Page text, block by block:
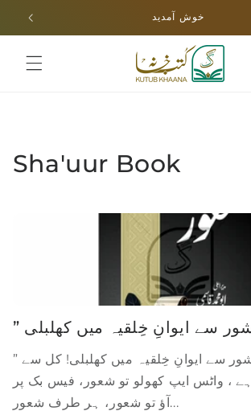
Skip to
content
خوش آمدید
Sha'uur Book
” شعور“ کے شور سے ایوانِ خِلقیہ میں کھلبلی! کل سے
، واٹس ایپ کھولو تو شعور، فیس بک پر
آؤ تو شعور، ہر طرف شعور...